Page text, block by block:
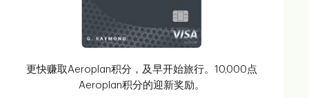
更快赚取Aeroplan积分，及早开始旅行。10,000点
Aeroplan积分的迎新奖励。